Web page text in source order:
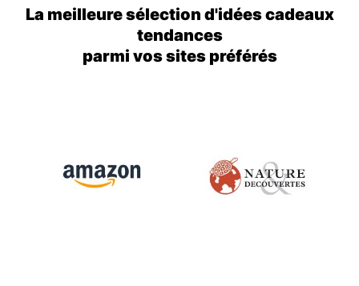
La meilleure sélection d'idées cadeaux
tendances
parmi vos sites préférés